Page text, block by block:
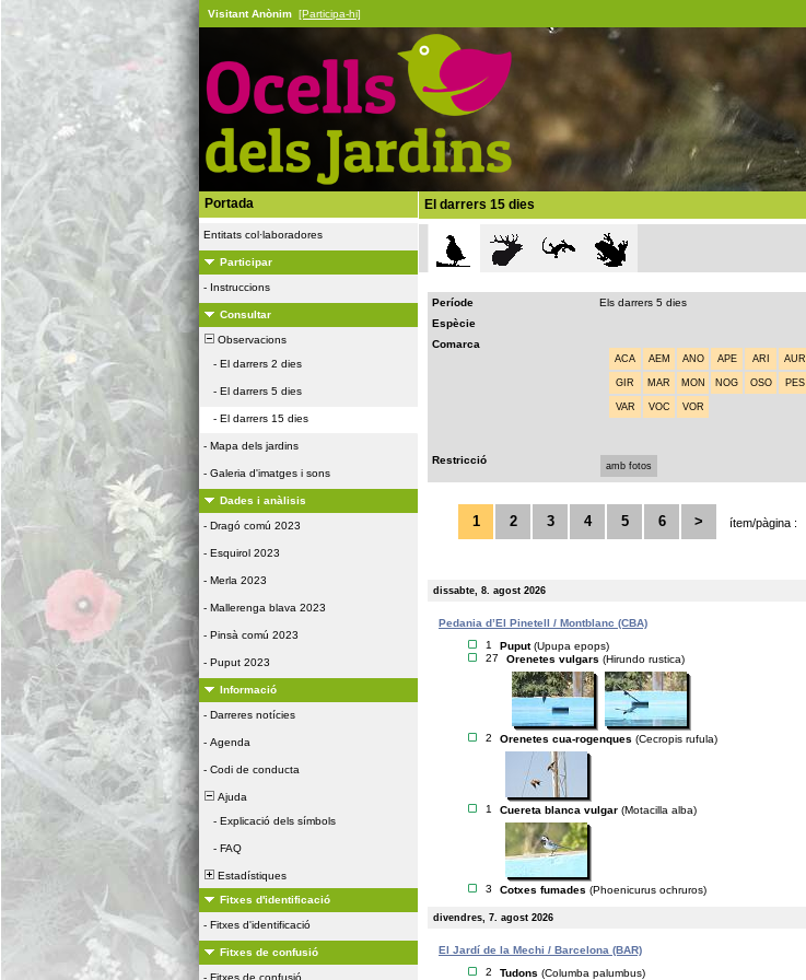
Visitant Anònim [Participa-hi]
Portada
Entitats col·laboradores
Participar
- Instruccions
Consultar
Observacions
- El darrers 2 dies
- El darrers 5 dies
- El darrers 15 dies
- Mapa dels jardins
- Galeria d'imatges i sons
Dades i anàlisis
- Dragó comú 2023
- Esquirol 2023
- Merla 2023
- Mallerenga blava 2023
- Pinsà comú 2023
- Puput 2023
Informació
- Darreres notícies
- Agenda
- Codi de conducta
Ajuda
- Explicació dels símbols
- FAQ
Estadístiques
Fitxes d'identificació
- Fitxes d'identificació
Fitxes de confusió
- Fitxes de confusió
El darrers 15 dies
Període
Els darrers 5 dies
Espècie
Comarca
ACA AEM ANO APE ARI AUR
GIR MAR MON NOG OSO PES
VAR VOC VOR
Restricció amb fotos
1 2 3 4 5 6 > ítem/pàgina :
dissabte, 8. agost 2026
Pedania d’El Pinetell / Montblanc (CBA)
1
Puput (Upupa epops)
27
Orenetes vulgars (Hirundo rustica)
2 Orenetes cua-rogenques (Cecropis rufula)
1 Cuereta blanca vulgar (Motacilla alba)
3 Cotxes fumades (Phoenicurus ochruros)
divendres, 7. agost 2026
El Jardí de la Mechi / Barcelona (BAR)
2
Tudons (Columba palumbus)